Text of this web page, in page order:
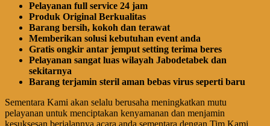
Pelayanan full service 24 jam
Produk Original Berkualitas
Barang bersih, kokoh dan terawat
Memberikan solusi kebutuhan event anda
Gratis ongkir antar jemput setting terima beres
Pelayanan sangat luas wilayah Jabodetabek dan
sekitarnya
Barang terjamin steril aman bebas virus seperti baru
Sementara Kami akan selalu berusaha meningkatkan mutu
pelayanan untuk menciptakan kenyamanan dan menjamin